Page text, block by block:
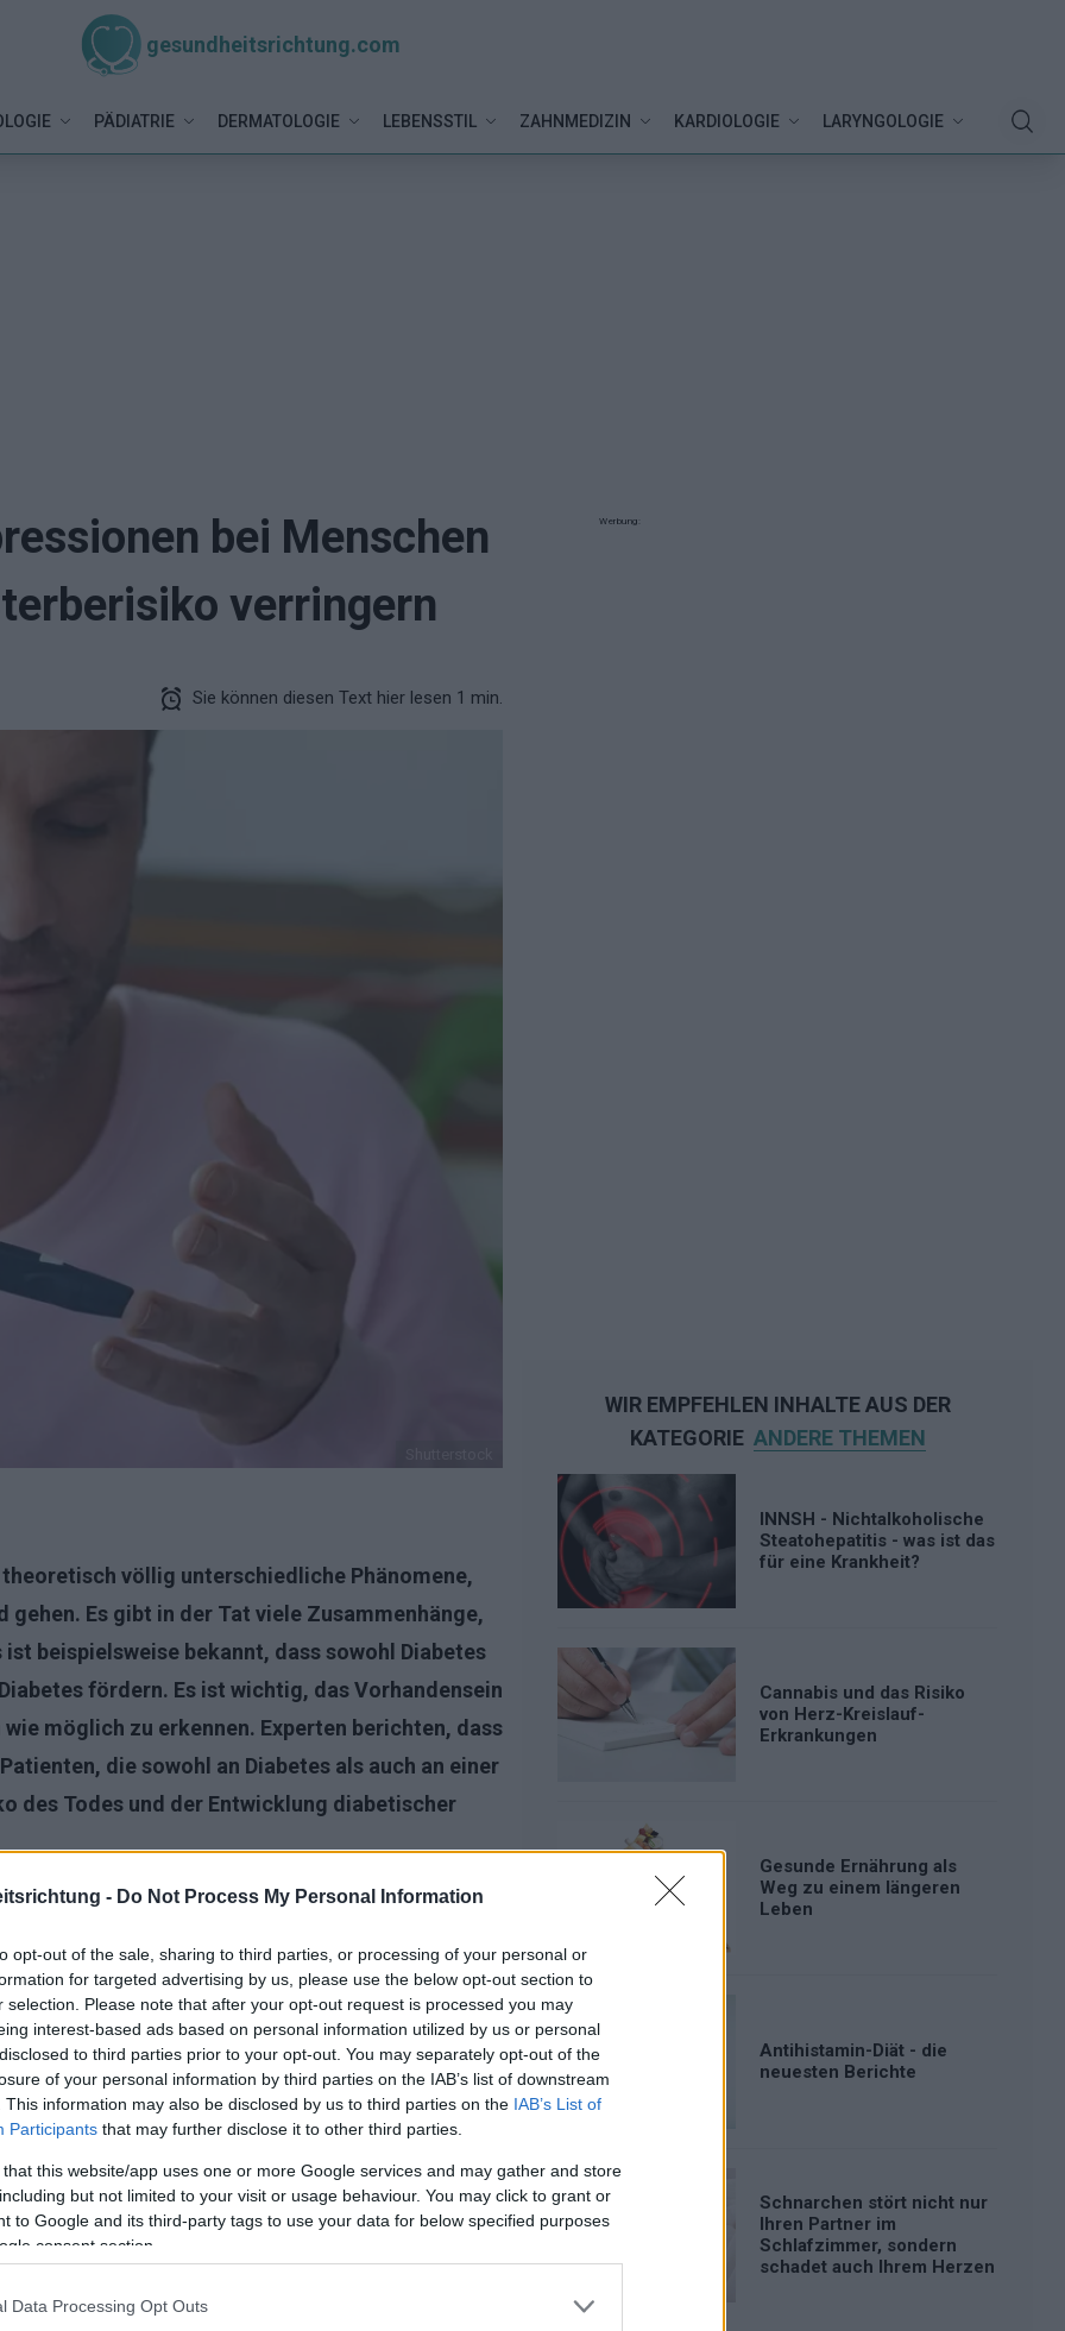
- Do Not Process My Personal Information
opt-out of the sale, sharing to third parties, or processing of your personal or
for targeted advertising by us, please use the below opt-out section to
selection. Please note that after your opt-out request is processed you may
interest-based ads based on personal information utilized by us or personal
to third parties prior to your opt-out. You may separately opt-out of the
of your personal information by third parties on the IAB’s list of downstream
This information may also be disclosed by us to third parties on the IAB’s List of
Participants that may further disclose it to other third parties.
that this website/app uses one or more Google services and may gather and store
but not limited to your visit or usage behaviour. You may click to grant or
to Google and its third-party tags to use your data for below specified purposes
consent section.
Data Processing Opt Outs
gesundheitsrichtung.com
PÄDIATRIE DERMATOLOGIE LEBENSSTIL ZAHNMEDIZIN KARDIOLOGIE LARYNGOLOGIE
bei Menschen
verringern
Sie können diesen Text hier lesen 1 min.
völlig unterschiedliche Phänomene,
Es gibt in der Tat viele Zusammenhänge,
beispielsweise bekannt, dass sowohl Diabetes
fördern. Es ist wichtig, das Vorhandensein
möglich zu erkennen. Experten berichten, dass
die sowohl an Diabetes als auch an einer
des Todes und der Entwicklung diabetischer
wurde von Spezialisten untersucht, deren
Metabolism veröffentlicht wurde. Viele Forscher
gleichzeitige Vorliegen beider Erkrankungen
Werbung:
WIR EMPFEHLEN INHALTE AUS DER
KATEGORIE ANDERE THEMEN
INNSH - Nichtalkoholische
Steatohepatitis - was ist das
für eine Krankheit?
Cannabis und das Risiko
von Herz-Kreislauf-
Erkrankungen
Gesunde Ernährung als
Weg zu einem längeren
Leben
Antihistamin-Diät - die
neuesten Berichte
Schnarchen stört nicht nur
Ihren Partner im
Schlafzimmer, sondern
schadet auch Ihrem Herzen